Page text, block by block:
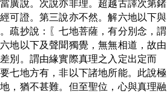
廣說。次說亦非理。超越古譯次第鍺
可證。第三說亦不然。解六地以下與
疏抄說：
〖七地菩薩，有分別念，謂
地以下及聲聞獨覺，無無相道，故由
別。謂由緣實際真理之入定出定而
七地方有，非以下諸地所能。此說極
，猶不甚難。但至聖位，心與真理融